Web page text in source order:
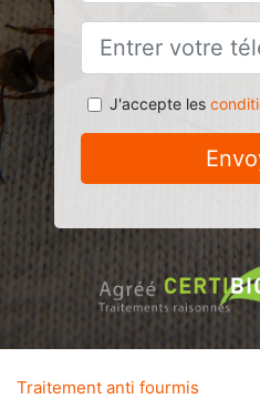
J'accepte les
Traitement anti fourmis